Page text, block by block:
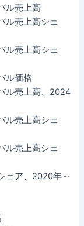
ル売上高
ル売上高シェ
ル売上高シェ
ル価格
ル売上高、2024
ル売上高シェ
ル売上高シェ
ェア、2020年～